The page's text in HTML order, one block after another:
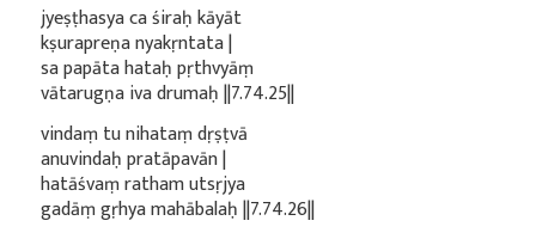
jyeṣṭhasya ca śiraḥ kāyāt
kṣurapreṇa nyakṛntata |
sa papāta hataḥ pṛthvyāṃ
vātarugṇa iva drumaḥ ||7.74.25||
vindaṃ tu nihataṃ dṛṣṭvā
anuvindaḥ pratāpavān |
hatāśvaṃ ratham utsṛjya
gadāṃ gṛhya mahābalaḥ ||7.74.26||